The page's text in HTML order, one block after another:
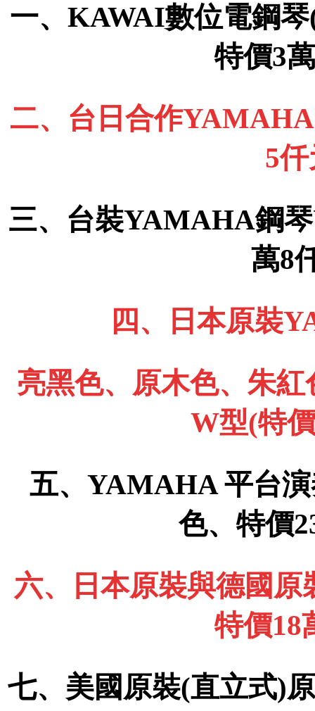
一、KAWAI數位電鋼
特價3
二、台日合作
5
三、台裝YAMAHA鋼
萬8
四、日本原裝
亮黑色、原木色、朱
W型(特
五、YAMAHA 平台
色、特價
六、日本原裝與德國
特價18
七、美國原裝(直立式)